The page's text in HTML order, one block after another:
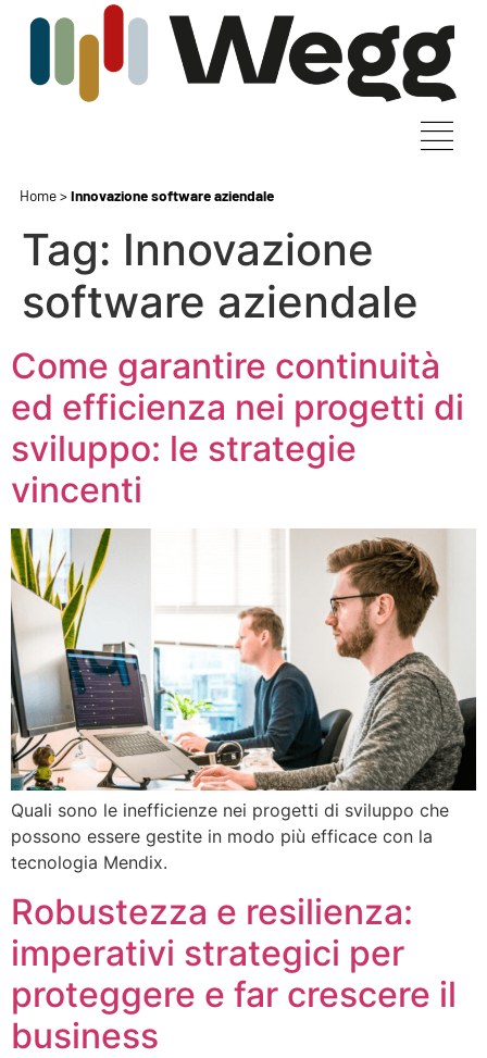
Home>Innovazione software aziendale
Tag: Innovazione
software aziendale
Come garantire continuità
ed efficienza nei progetti di
sviluppo: le strategie
vincenti
Quali sono le inefficienze nei progetti di sviluppo che
possono essere gestite in modo più efficace con la
tecnologia Mendix.
Robustezza e resilienza:
imperativi strategici per
proteggere e far crescere il
business